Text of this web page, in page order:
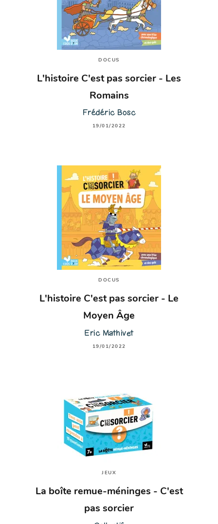
DOCUS
L'histoire C'est pas sorcier - Les
Romains
Frédéric Bosc
19/01/2022
DOCUS
L'histoire C'est pas sorcier - Le
Moyen Âge
Eric Mathivet
19/01/2022
JEUX
La boîte remue-méninges - C'est
pas sorcier